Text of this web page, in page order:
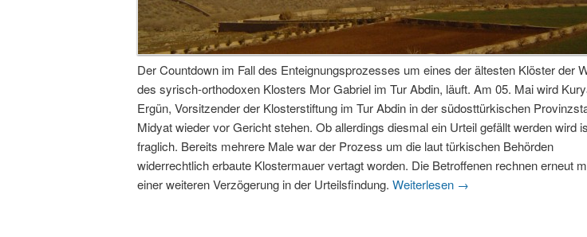
Der Countdown im Fall des Enteignungsprozesses um eines der ältesten Klöster der
des syrisch-orthodoxen Klosters Mor Gabriel im Tur Abdin, läuft. Am 05. Mai wird
Ergün, Vorsitzender der Klosterstiftung im Tur Abdin in der südosttürkischen
Midyat wieder vor Gericht stehen. Ob allerdings diesmal ein Urteil gefällt werden wird
fraglich. Bereits mehrere Male war der Prozess um die laut türkischen Behörden
widerrechtlich erbaute Klostermauer vertagt worden. Die Betroffenen rechnen erneut
einer weiteren Verzögerung in der Urteilsfindung. Weiterlesen →